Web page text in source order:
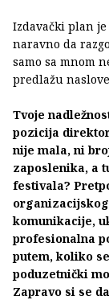
Izdavački plan
naravno da
samo sa mnom
predlažu
Tvoje
pozicija
nije mala, ni
zaposlenika, a
festivala?
komunikacije,
profesionalna
putem, koliko
poduzetnički
Zapravo si se